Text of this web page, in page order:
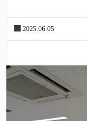
2025.06.05